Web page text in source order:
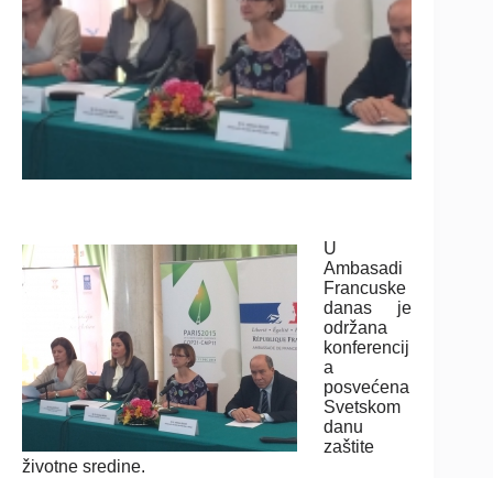
U
Ambasadi
Francuske
danas je
održana
konferencij
a
posvećena
Svetskom
danu
zaštite
životne sredine.